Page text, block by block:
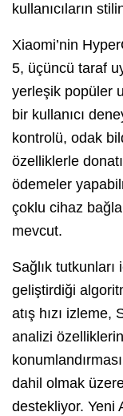
kullanıcıların
Xiaomi’nin
5, üçüncü taraf
yerleşik popüler
bir kullanıcı
kontrolü, odak
özelliklerle
ödemeler
çoklu cihaz
mevcut.
Sağlık
geliştirdiği
atış hızı
analizi
dahil olmak
destekliyor. Yeni